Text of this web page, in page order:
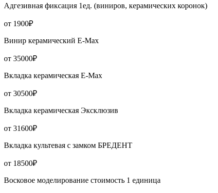
Адгезивная фиксация 1ед. (виниров, керамических коронок)
от 1900₽
Винир керамический Е-Мах
от 35000₽
Вкладка керамическая Е-Мах
от 30500₽
Вкладка керамическая Эксклюзив
от 31600₽
Вкладка культевая с замком БРЕДЕНТ
от 18500₽
Восковое моделирование стоимость 1 единица